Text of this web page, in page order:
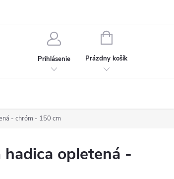
údajov
Prihlásenie
NÁKUPNÝ
Prázdny košík
- chróm - 150 cm
opletená -